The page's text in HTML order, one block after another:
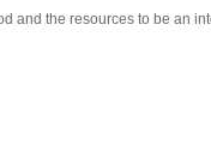
and the resources to be an